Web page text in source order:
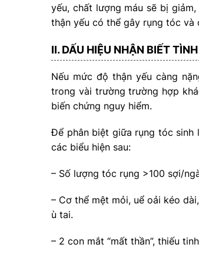
yếu, chất lượng máu sẽ bị
thận yếu có thể gây rụng tóc và
II. DẤU HIỆU NHẬN BIẾT
Nếu mức độ thận yếu càng
trong vài trường trường hợp
biến chứng nguy hiểm.
Để phân biệt giữa rụng tóc sinh
các biểu hiện sau:
– Số lượng tóc rụng >100 sợi/
– Cơ thể mệt mỏi, uể oải kéo
ù tai.
– 2 con mắt “mất thần”, thiếu